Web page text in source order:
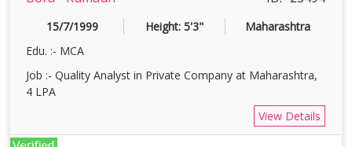
15/7/1999 Height: 5'3"
Maharashtra
Edu. :- MCA
Job :- Quality Analyst in Private Company at Maharashtra,
4 LPA
View Details